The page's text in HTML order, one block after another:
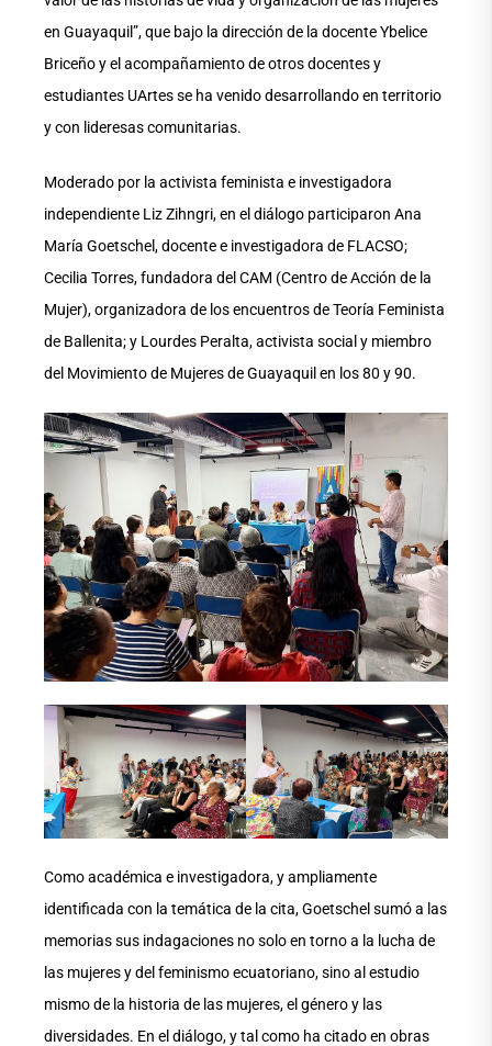
en Guayaquil”, que bajo la dirección de la docente Ybelice
Briceño y el acompañamiento de otros docentes y
estudiantes UArtes se ha venido desarrollando en territorio
y con lideresas comunitarias.
Moderado por la activista feminista e investigadora
independiente Liz Zihngri, en el diálogo participaron Ana
María Goetschel, docente e investigadora de FLACSO;
Cecilia Torres, fundadora del CAM (Centro de Acción de la
Mujer), organizadora de los encuentros de Teoría Feminista
de Ballenita; y Lourdes Peralta, activista social y miembro
del Movimiento de Mujeres de Guayaquil en los 80 y 90.
Como académica e investigadora, y ampliamente
identificada con la temática de la cita, Goetschel sumó a las
memorias sus indagaciones no solo en torno a la lucha de
las mujeres y del feminismo ecuatoriano, sino al estudio
mismo de la historia de las mujeres, el género y las
diversidades. En el diálogo, y tal como ha citado en obras